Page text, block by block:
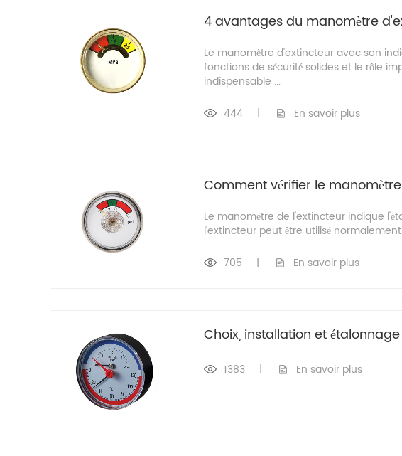
4 avantages du manomètre
Le manomètre d'extincteur avec son
fonctions de sécurité solides et le rôle
indispensable ...
444 | En savoir plus
Comment vérifier le
Le manomètre de l'extincteur indique
l'extincteur peut être utilisé
705 | En savoir plus
Choix, installation et
1383 | En savoir plus